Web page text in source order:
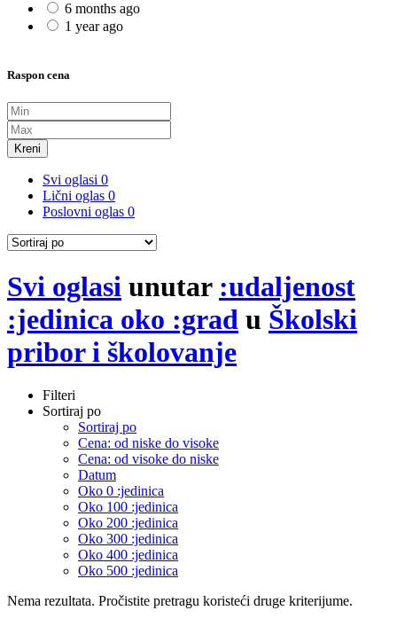
6 months ago
1 year ago
Raspon cena
Kreni
Svi oglasi 0
Lični oglas 0
Poslovni oglas 0
Svi oglasi unutar :udaljenost
:jedinica oko :grad u Školski
pribor i školovanje
Filteri
Sortiraj po
Sortiraj po
Cena: od niske do visoke
Cena: od visoke do niske
Datum
Oko 0 :jedinica
Oko 100 :jedinica
Oko 200 :jedinica
Oko 300 :jedinica
Oko 400 :jedinica
Oko 500 :jedinica
Nema rezultata. Pročistite pretragu koristeći druge kriterijume.